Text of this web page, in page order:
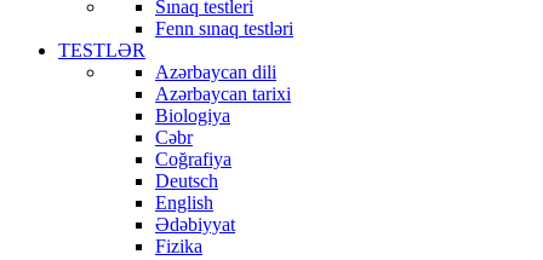
Sınaq testleri
Fenn sınaq testləri
TESTLƏR
Azərbaycan dili
Azərbaycan tarixi
Biologiya
Cəbr
Coğrafiya
Deutsch
English
Ədəbiyyat
Fizika